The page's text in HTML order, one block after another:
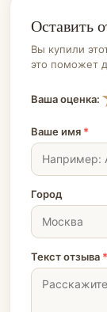
Оставить
Вы купили
это поможет
Ваша оценка:
Ваше имя *
Город
Текст отзыва *